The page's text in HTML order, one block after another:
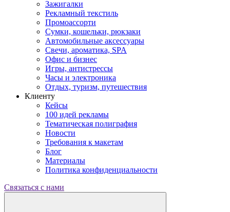
Зажигалки
Рекламный текстиль
Промоассорти
Сумки, кошельки, рюкзаки
Автомобильные аксессуары
Свечи, ароматика, SPA
Офис и бизнес
Игры, антистрессы
Часы и электроника
Отдых, туризм, путешествия
Клиенту
Кейсы
100 идей рекламы
Тематическая полиграфия
Новости
Требования к макетам
Блог
Материалы
Политика конфиденциальности
Связаться с нами